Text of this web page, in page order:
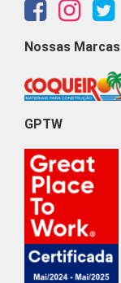
Nossas Marcas
GPTW